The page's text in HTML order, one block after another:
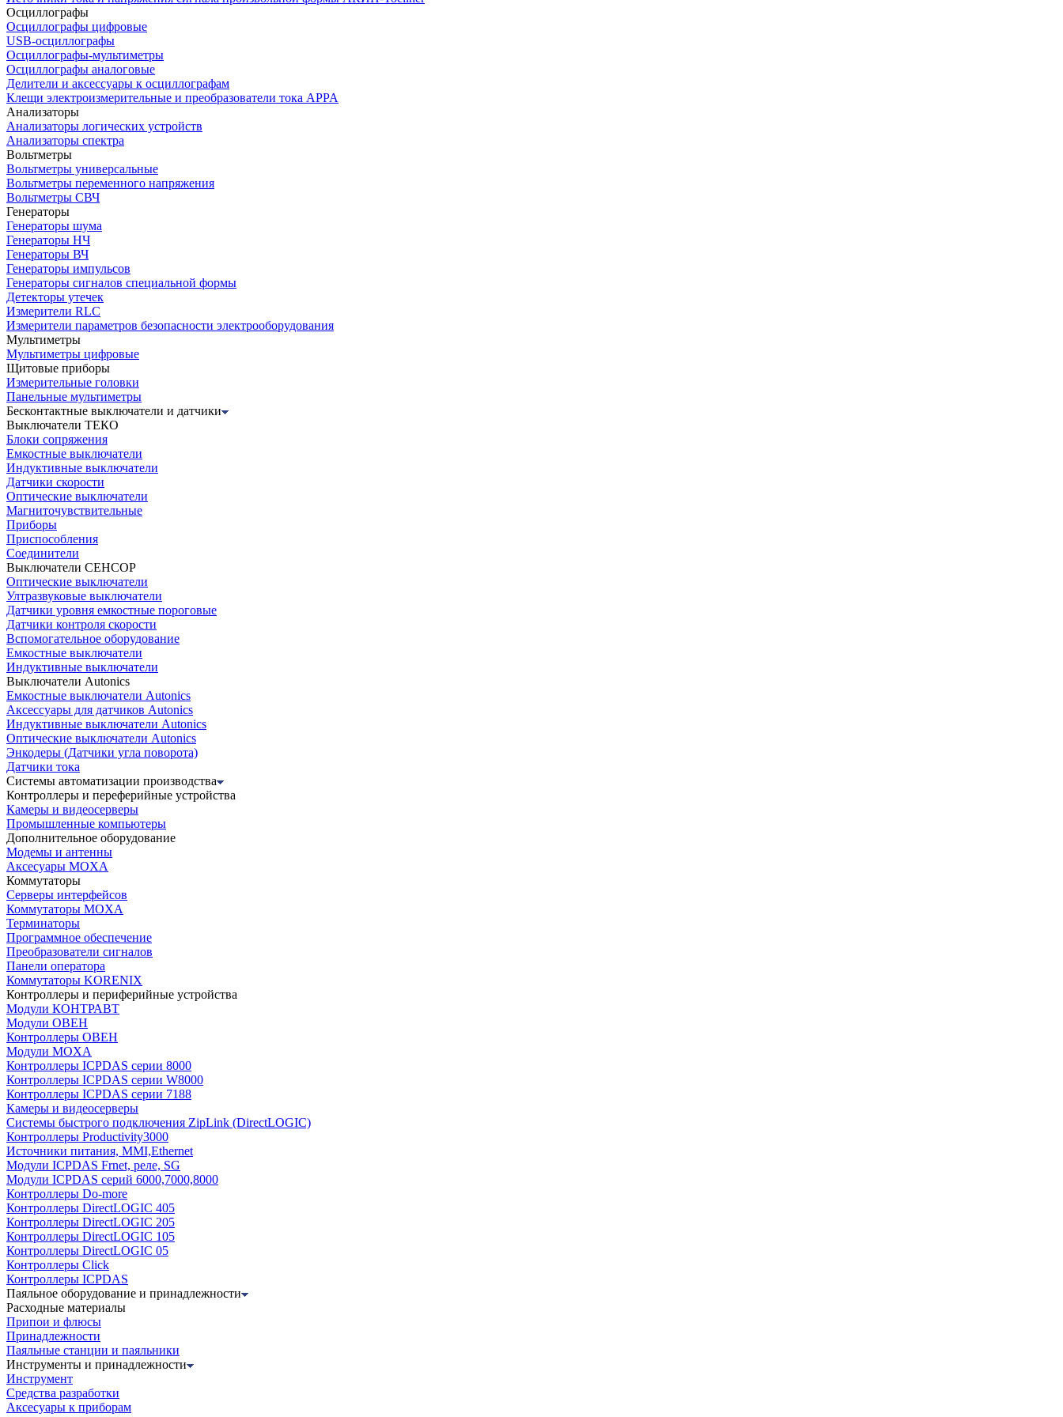
Осциллографы
Осциллографы цифровые
USB-осциллографы
Осциллографы-мультиметры
Осциллографы аналоговые
Делители и аксессуары к осциллографам
Клещи электроизмерительные и преобразователи тока APPA
Анализаторы
Анализаторы логических устройств
Анализаторы спектра
Вольтметры
Вольтметры универсальные
Вольтметры переменного напряжения
Вольтметры СВЧ
Генераторы
Генераторы шума
Генераторы НЧ
Генераторы ВЧ
Генераторы импульсов
Генераторы сигналов специальной формы
Детекторы утечек
Измерители RLC
Измерители параметров безопасности электрооборудования
Мультиметры
Мультиметры цифровые
Щитовые приборы
Измерительные головки
Панельные мультиметры
Бесконтактные выключатели и датчики
Выключатели ТЕКО
Блоки сопряжения
Емкостные выключатели
Индуктивные выключатели
Датчики скорости
Оптические выключатели
Магниточувствительные
Приборы
Приспособления
Соединители
Выключатели СЕНСОР
Оптические выключатели
Ултразвуковые выключатели
Датчики уровня емкостные пороговые
Датчики контроля скорости
Вспомогательное оборудование
Емкостные выключатели
Индуктивные выключатели
Выключатели Autonics
Емкостные выключатели Autonics
Аксессуары для датчиков Autonics
Индуктивные выключатели Autonics
Оптические выключатели Autonics
Энкодеры (Датчики угла поворота)
Датчики тока
Системы автоматизации производства
Контроллеры и переферийные устройства
Камеры и видеосерверы
Промышленные компьютеры
Дополнительное оборудование
Модемы и антенны
Аксесуары MOXA
Коммутаторы
Серверы интерфейсов
Коммутаторы MOXA
Терминаторы
Программное обеспечение
Преобразователи сигналов
Панели оператора
Коммутаторы KORENIX
Контроллеры и периферийные устройства
Модули КОНТРАВТ
Модули ОВЕН
Контроллеры ОВЕН
Модули MOXA
Контроллеры ICPDAS серии 8000
Контроллеры ICPDAS серии W8000
Контроллеры ICPDAS серии 7188
Камеры и видеосерверы
Системы быстрого подключения ZipLink (DirectLOGIC)
Контроллеры Productivity3000
Источники питания, MMI,Ethernet
Модули ICPDAS Frnet, реле, SG
Модули ICPDAS серий 6000,7000,8000
Контроллеры Do-more
Контроллеры DirectLOGIC 405
Контроллеры DirectLOGIC 205
Контроллеры DirectLOGIC 105
Контроллеры DirectLOGIC 05
Контроллеры Click
Контроллеры ICPDAS
Паяльное оборудование и принадлежности
Расходные материалы
Припои и флюсы
Принадлежности
Паяльные станции и паяльники
Инструменты и принадлежности
Инструмент
Средства разработки
Аксесуары к приборам